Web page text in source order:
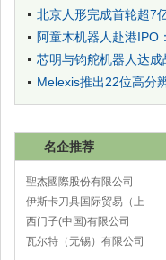
北京人形完成首轮超7
阿童木机器人赴港IPO
芯明与钧舵机器人达成
Melexis推出22位高分
名企推荐
聖杰國際股份有限公司
伊斯卡刀具国际贸易（上
海）有限公司
西门子(中国)有限公司
瓦尔特（无锡）有限公司